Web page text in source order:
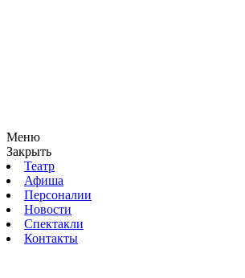
Меню
Закрыть
Театр
Афиша
Персоналии
Новости
Спектакли
Контакты